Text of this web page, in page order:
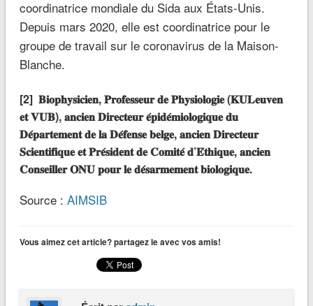
coordinatrice mondiale du Sida aux États-Unis.
Depuis mars 2020, elle est coordinatrice pour le
groupe de travail sur le coronavirus de la Maison-
Blanche.
[2] 𝐁𝐢𝐨𝐩𝐡𝐲𝐬𝐢𝐜𝐢𝐞𝐧, 𝐏𝐫𝐨𝐟𝐞𝐬𝐬𝐞𝐮𝐫 𝐝𝐞 𝐏𝐡𝐲𝐬𝐢𝐨𝐥𝐨𝐠𝐢𝐞 (𝐊𝐔𝐋𝐞𝐮𝐯𝐞𝐧
𝐞𝐭 𝐕𝐔𝐁), 𝐚𝐧𝐜𝐢𝐞𝐧 𝐃𝐢𝐫𝐞𝐜𝐭𝐞𝐮𝐫 𝐞́𝐩𝐢𝐝𝐞́𝐦𝐢𝐨𝐥𝐨𝐠𝐢𝐪𝐮𝐞 𝐝𝐮
𝐃𝐞́𝐩𝐚𝐫𝐭𝐞𝐦𝐞𝐧𝐭 𝐝𝐞 𝐥𝐚 𝐃𝐞́𝐟𝐞𝐧𝐬𝐞 𝐛𝐞𝐥𝐠𝐞, 𝐚𝐧𝐜𝐢𝐞𝐧 𝐃𝐢𝐫𝐞𝐜𝐭𝐞𝐮𝐫
𝐒𝐜𝐢𝐞𝐧𝐭𝐢𝐟𝐢𝐪𝐮𝐞 𝐞𝐭 𝐏𝐫𝐞́𝐬𝐢𝐝𝐞𝐧𝐭 𝐝𝐞 𝐂𝐨𝐦𝐢𝐭𝐞́ 𝐝’𝐄́𝐭𝐡𝐢𝐪𝐮𝐞, 𝐚𝐧𝐜𝐢𝐞𝐧
𝐂𝐨𝐧𝐬𝐞𝐢𝐥𝐥𝐞𝐫 𝐎𝐍𝐔 𝐩𝐨𝐮𝐫 𝐥𝐞 𝐝𝐞́𝐬𝐚𝐫𝐦𝐞𝐦𝐞𝐧𝐭 𝐛𝐢𝐨𝐥𝐨𝐠𝐢𝐪𝐮𝐞.
Source : AIMSIB
Vous aimez cet article? partagez le avec vos amis!